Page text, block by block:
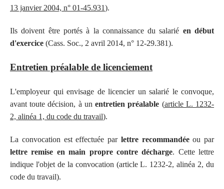
13 janvier 2004, n° 01-45.931).
Ils doivent être portés à la connaissance du salarié en début
d'exercice (Cass. Soc., 2 avril 2014, n° 12-29.381).
Entretien préalable de licenciement
L'employeur qui envisage de licencier un salarié le convoque,
avant toute décision, à unentretien préalable (article L. 1232-
2, alinéa 1, du code du travail).
La convocation est effectuée par lettre recommandéeou par
lettre remise en main propre contre décharge. Cette lettre
indique l'objet de la convocation (article L. 1232-2, alinéa 2, du
code du travail).